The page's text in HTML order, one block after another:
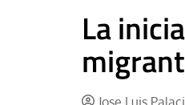
El trabajo es para
GlobalizAcción
MMTC
La